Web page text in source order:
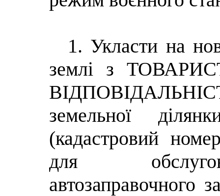
1. Укласти на
землі з
земельної
(кадастровий
для
автозаправочного